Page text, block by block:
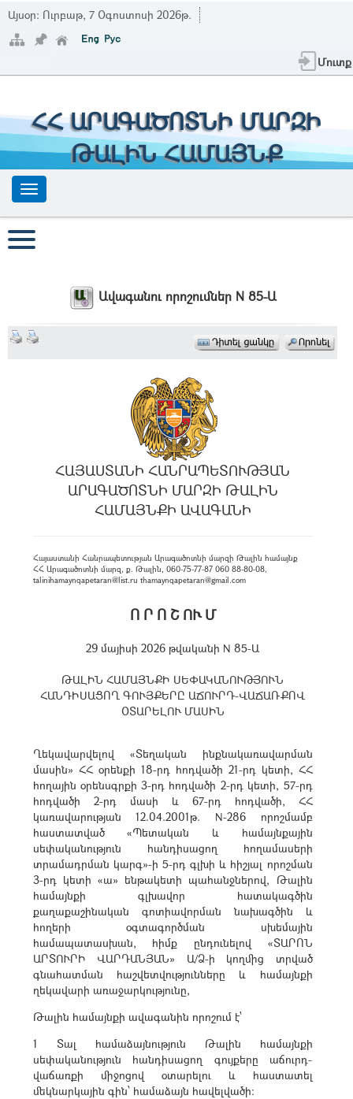
Այսօր: Ուրբաթ, 7 Օգոստոսի 2026թ.
Մուտք
ՀՀ ԱՐԱԳԱԾՈՏՆԻ ՄԱՐԶԻ
ԹԱԼԻՆ ՀԱՄԱՅՆՔ
Ավագանու որոշումներ N 85-Ա
ՀԱՅԱՍՏԱՆԻ ՀԱՆՐԱՊԵՏՈՒԹՅԱՆ
ԱՐԱԳԱԾՈՏՆԻ ՄԱՐԶԻ ԹԱԼԻՆ
ՀԱՄԱՅՆՔԻ ԱՎԱԳԱՆԻ
Հայաստանի Հանրապետության Արագածոտնի մարզի Թալին համայնք
ՀՀ Արագածոտնի մարզ, ք. Թալին, 060-75-77-87 060 88-80-08,
talinihamaynqapetaran@list.ru thamaynqapetaran@gmail.com
Ո Ր Ո Շ ՈՒ Մ
29 մայիսի 2026 թվականի N 85-Ա
ԹԱԼԻՆ ՀԱՄԱՅՆՔԻ ՍԵՓԱԿԱՆՈՒԹՅՈՒՆ
ՀԱՆԴԻՍԱՑՈՂ ԳՈՒՅՔԵՐԸ ԱՃՈՒՐԴ-ՎԱՃԱՌՔՈՎ
ՕՏԱՐԵԼՈՒ ՄԱՍԻՆ
Ղեկավարվելով «Տեղական ինքնակառավարման
մասին» ՀՀ օրենքի 18-րդ հոդվածի 21-րդ կետի, ՀՀ
հողային օրենսգրքի 3-րդ հոդվածի 2-րդ կետի, 57-րդ
հոդվածի 2-րդ մասի և 67-րդ հոդվածի, ՀՀ
կառավարության 12.04.2001թ. N-286 որոշմամբ
հաստատված «Պետական և համայնքային
սեփականություն հանդիսացող հողամասերի
տրամադրման կարգ»-ի 5-րդ գլխի և հիշյալ որոշման
3-րդ կետի «ա» ենթակետի պահանջներով, Թալին
համայնքի գլխավոր հատակագծին
քաղաքաշինական գոտիավորման նախագծին և
հողերի օգտագործման սխեմային
համապատասխան, հիմք ընդունելով «ՏԱՐՈՆ
ԱՐՏՈՒՐԻ ՎԱՐԴԱՆՅԱՆ» Ա/Ձ-ի կողմից տրված
գնահատման հաշվետվությունները և համայնքի
ղեկավարի առաջարկությունը,
Թալին համայնքի ավագանին որոշում է՝
1 Տալ համաձայնություն Թալին համայնքի
սեփականություն հանդիսացող գույքերը աճուրդ-
վաճառքի միջոցով օտարելու և հաստատել
մեկնարկային գին՝ համաձայն հավելվածի: